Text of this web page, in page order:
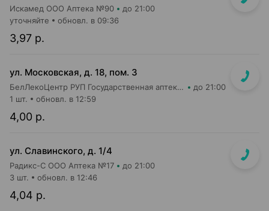
Искамед ООО Аптека №90 до 21:00
3,97 р.
уточняйте обновл. в 09:36
ул. Московская, д. 18, пом. 3
БелЛекоЦентр РУП Государственная аптека №5 до 21:00
4,00 р.
1 шт. обновл. в 12:59
ул. Славинского, д. 1/4
Радикс-С ООО Аптека №17 до 21:00
4,04 р.
3 шт. обновл. в 12:46